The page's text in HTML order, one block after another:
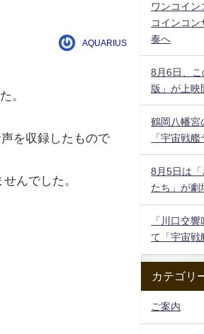
AQUARIUS
。
を収録したもので
んでした。
ワンコイ
コインコ
奏へ
8月6日、
版」が上映
鶴岡八幡宮
「宇宙戦
8月5日は
たち」が劇
「川口交
て「宇宙戦
カテゴリ
ご案内